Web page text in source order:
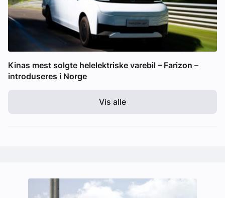
Kinas mest solgte helelektriske varebil – Farizon –
introduseres i Norge
Vis alle